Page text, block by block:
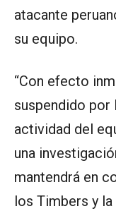
atacante
su equipo.
“Con efecto
suspendido por
actividad del
una
mantendrá en
los Timbers y